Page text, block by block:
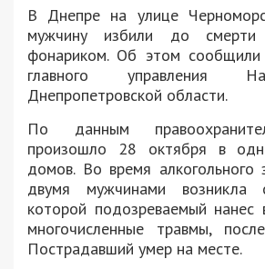
В Днепре на улице
мужчину избили до смерти
фонариком. Об этом сообщили
главного управления
Днепропетровской области.
По данным
произошло 28 октября в
домов. Во время алкогольного
двумя мужчинами
которой подозреваемый нанес
многочисленные травмы,
Пострадавший умер на месте.